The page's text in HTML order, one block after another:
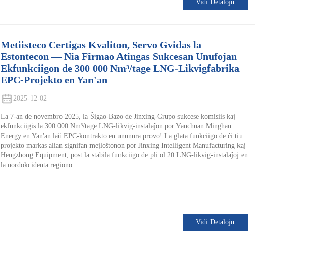
Vidi Detalojn
Metiisteco Certigas Kvaliton, Servo Gvidas la
Estontecon — Nia Firmao Atingas Sukcesan Unufojan
Ekfunkciigon de 300 000 Nm³/tage LNG-Likvigfabrika
EPC-Projekto en Yan'an
2025-12-02
La 7-an de novembro 2025, la Ŝigao-Bazo de Jinxing-Grupo sukcese komisiis kaj
ekfunkciigis la 300 000 Nm³/tage LNG-likvig-instalaĵon por Yanchuan Minghan
Energy en Yan'an laŭ EPC-kontrakto en ununura provo! La glata funkciigo de ĉi tiu
projekto markas alian signifan mejloŝtonon por Jinxing Intelligent Manufacturing kaj
Hengzhong Equipment, post la stabila funkciigo de pli ol 20 LNG-likvig-instalaĵoj en
la nordokcidenta regiono.
Vidi Detalojn